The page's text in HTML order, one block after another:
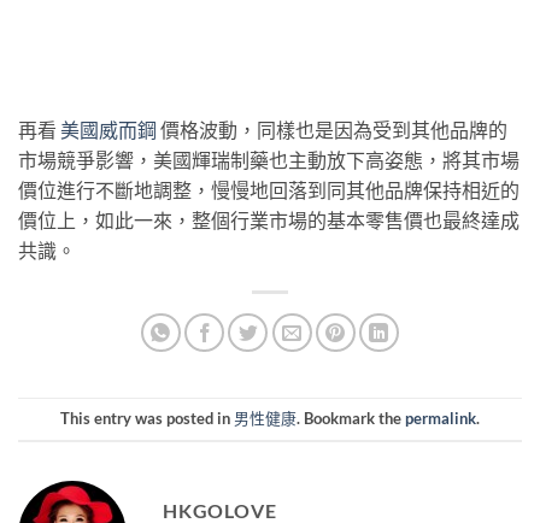
再看 美國威而鋼 價格波動，同樣也是因為受到其他品牌的
市場競爭影響，美國輝瑞制藥也主動放下高姿態，將其市場
價位進行不斷地調整，慢慢地回落到同其他品牌保持相近的
價位上，如此一來，整個行業市場的基本零售價也最終達成
共識。
This entry was posted in 男性健康. Bookmark thepermalink.
HKGOLOVE